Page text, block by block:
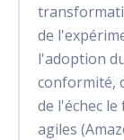
de
l'adoption
conformité,
de l'échec
agiles